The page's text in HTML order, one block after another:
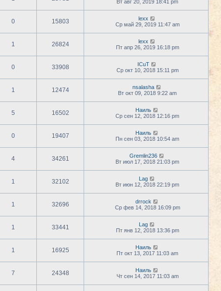
Вт авг 20, 2019 18:41 pm
0 15803
lexx
Ср май 29, 2019 11:47 am
1 26824
lexx
Пт апр 26, 2019 16:18 pm
0 33908
ICuT
Ср окт 10, 2018 15:11 pm
1 12474
nsalasha
Вт окт 09, 2018 9:22 am
5 16502
Наиль
Ср сен 12, 2018 12:16 pm
0 19407
Наиль
Пн сен 03, 2018 10:54 am
4 34261
Gremlin236
Вт июл 17, 2018 21:03 pm
1 32102
Lag
Вт июн 12, 2018 22:19 pm
1 32696
drrock
Ср фев 14, 2018 16:09 pm
1 33441
Lag
Пт янв 12, 2018 13:36 pm
1 16925
Наиль
Пт окт 13, 2017 11:03 am
7 24348
Наиль
Чт сен 14, 2017 11:03 am